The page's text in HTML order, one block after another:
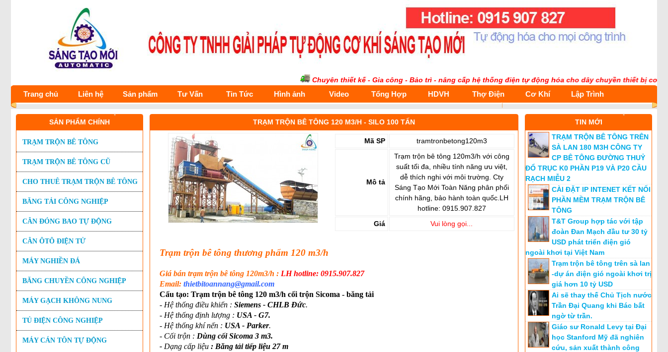
Chuyên thiết kế - Gia công - Bảo trì - nâng cấp hệ thống điện tự động hóa cho dây chuyền thiết bị cơ khí .
Trang chủ Liên hệ Sản phẩm Tư Vấn Tin Tức Hình ảnh Video Tổng Hợp HDVH Thợ Điện Cơ Khí Lập Trình
SẢN PHẨM CHÍNH
TRẠM TRỘN BÊ TÔNG
TRẠM TRỘN BÊ TÔNG CŨ
CHO THUÊ TRẠM TRỘN BÊ TÔNG
BĂNG TẢI CÔNG NGHIỆP
CÂN ĐÓNG BAO TỰ ĐỘNG
CÂN ÔTÔ ĐIỆN TỬ
MÁY NGHIỀN ĐÁ
BĂNG CHUYỀN CÔNG NGHIỆP
MÁY GẠCH KHÔNG NUNG
TỦ ĐIỆN CÔNG NGHIỆP
MÁY CÁN TÔN TỰ ĐỘNG
TRẠM TRỘN BÊ TÔNG 120 M3/H - SILO 100 TẤN
Mã SP tramtronbetong120m3
Mô tả
Trạm trộn bê tông 120m3/h với công
suất tối đa, nhiều tính năng ưu việt,
dễ thích nghi với môi trường. Cty
Sáng Tạo Mới Toàn Năng phân phối
chính hãng, bảo hành toàn quốc.LH
hotline: 0915.907.827
Giá
Vui lòng gọi...
Trạm trộn bê tông thương phẩm 120 m3/h
Giá bán trạm trộn bê tông 120m3/h : LH hotline: 0915.907.827
Email: thietbitoannang@gmail.com
Cấu tạo: Trạm trộn bê tông 120 m3/h cối trộn Sicoma - băng tải
- Hệ thống điều khiển : Siemens - CHLB Đức.
- Hệ thống định lượng : USA - G7.
- Hệ thống khí nến : USA - Parker.
- Cối trộn : Dùng cối Sicoma 3 m3.
-Dạng cấp liệu: Băng tải tiếp liệu 27 m
TIN MỚI
TRẠM TRỘN BÊ TÔNG TRÊN
SÀ LAN 180 M3H CÔNG TY
CP BÊ TÔNG ĐƯỜNG THUỶ
ĐỔ TRỤC K0 PHẦN P19 VÀ P20 CẦU
RẠCH MIỄU 2
CÀI ĐẶT IP INTENET KẾT NỐI
PHẦN MỀM TRẠM TRỘN BÊ
TÔNG
T&T Group hợp tác với tập
đoàn Đan Mạch đầu tư 30 tỷ
USD phát triển điện gió
ngoài khơi tại Việt Nam
Trạm trộn bê tông trên sà lan
-dự án điện gió ngoài khơi trị
giá hơn 10 tỷ USD
Ai sẽ thay thế Chủ Tịch nước
Trần Đại Quang khi Bác bất
ngờ từ trần.
Giáo sư Ronald Levy tại Đại
học Stanford Mỹ đã nghiên
cứu, sản xuất thành công